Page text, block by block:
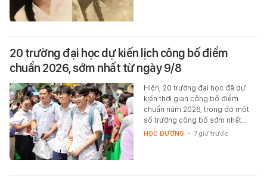
20 trường đại học dự kiến lịch công bố điểm
chuẩn 2026, sớm nhất từ ngày 9/8
Hiện, 20 trường đại học đã dự
kiến thời gian công bố điểm
chuẩn năm 2026, trong đó một
số trường công bố sớm nhất…
HỌC ĐƯỜNG - 7 giờ trước